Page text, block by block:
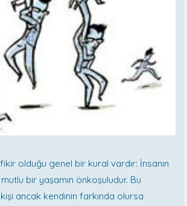
olduğu genel bir kural vardır: İnsanın
bir yaşamın önkoşuludur. Bu
ancak kendinin farkında olursa